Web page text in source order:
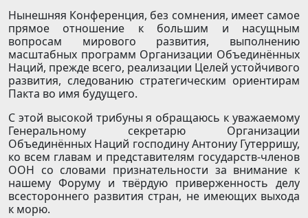
Нынешняя Конференция, без сомнения, имеет самое
прямое отношение к большим и насущным
вопросам мирового развития, выполнению
масштабных программ Организации Объединённых
Наций, прежде всего, реализации Целей устойчивого
развития, следованию стратегическим ориентирам
Пакта во имя будущего.
С этой высокой трибуны я обращаюсь к уважаемому
Генеральному секретарю Организации
Объединённых Наций господину Антониу Гутерришу,
ко всем главам и представителям государств-членов
ООН со словами признательности за внимание к
нашему Форуму и твёрдую приверженность делу
всестороннего развития стран, не имеющих выхода
к морю.